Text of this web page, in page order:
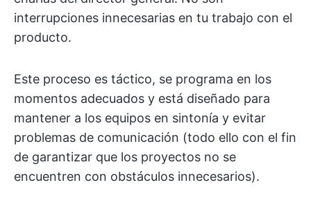
interrupciones innecesarias en tu trabajo con el
producto.
Este proceso es táctico, se programa en los
momentos adecuados y está diseñado para
mantener a los equipos en sintonía y evitar
problemas de comunicación (todo ello con el fin
de garantizar que los proyectos no se
encuentren con obstáculos innecesarios).